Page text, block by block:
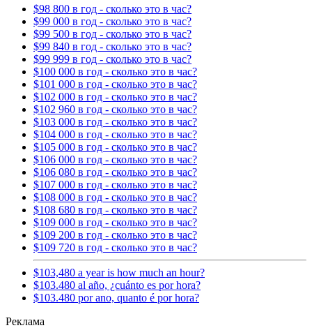
$98 800 в год - сколько это в час?
$99 000 в год - сколько это в час?
$99 500 в год - сколько это в час?
$99 840 в год - сколько это в час?
$99 999 в год - сколько это в час?
$100 000 в год - сколько это в час?
$101 000 в год - сколько это в час?
$102 000 в год - сколько это в час?
$102 960 в год - сколько это в час?
$103 000 в год - сколько это в час?
$104 000 в год - сколько это в час?
$105 000 в год - сколько это в час?
$106 000 в год - сколько это в час?
$106 080 в год - сколько это в час?
$107 000 в год - сколько это в час?
$108 000 в год - сколько это в час?
$108 680 в год - сколько это в час?
$109 000 в год - сколько это в час?
$109 200 в год - сколько это в час?
$109 720 в год - сколько это в час?
$103,480 a year is how much an hour?
$103.480 al año, ¿cuánto es por hora?
$103.480 por ano, quanto é por hora?